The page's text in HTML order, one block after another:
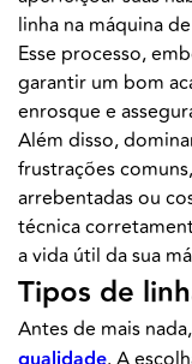
linha na máquina
Esse processo,
garantir um bom
enrosque e
Além disso,
frustrações
arrebentadas ou
técnica
a vida útil da sua
Tipos de
Antes de mais